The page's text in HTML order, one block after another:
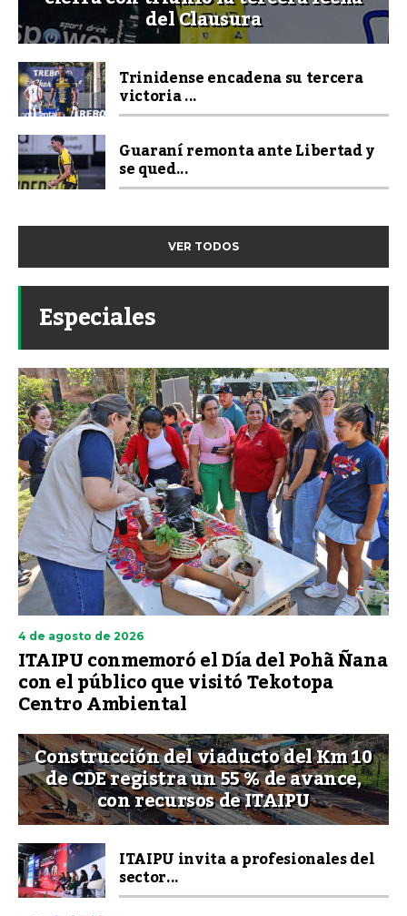
del Clausura
Trinidense encadena su tercera
victoria ...
Guaraní remonta ante Libertad y
se qued...
VER TODOS
Especiales
4 de agosto de 2026
ITAIPU conmemoró el Día del Pohã Ñana
con el público que visitó Tekotopa
Centro Ambiental
Construcción del viaducto del Km 10
de CDE registra un 55 % de avance,
con recursos de ITAIPU
ITAIPU invita a profesionales del
sector...